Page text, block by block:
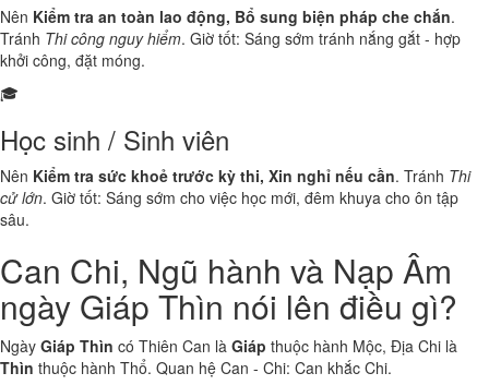
Nên Kiểm tra an toàn lao động, Bổ sung biện pháp che chắn.
Tránh Thi công nguy hiểm. Giờ tốt: Sáng sớm tránh nắng gắt - hợp
khởi công, đặt móng.
🎓
Học sinh / Sinh viên
Nên Kiểm tra sức khoẻ trước kỳ thi, Xin nghỉ nếu cần. Tránh Thi
cử lớn. Giờ tốt: Sáng sớm cho việc học mới, đêm khuya cho ôn tập
sâu.
Can Chi, Ngũ hành và Nạp Âm
ngày Giáp Thìn nói lên điều gì?
Ngày Giáp Thìn có Thiên Can là Giáp thuộc hành Mộc, Địa Chi là
Thìn thuộc hành Thổ. Quan hệ Can - Chi: Can khắc Chi.